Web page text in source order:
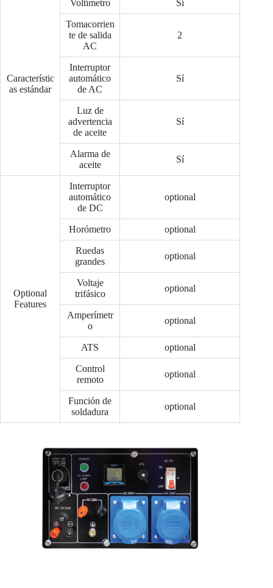
Característic
as estándar
Voltímetro Sí
Tomacorrien
te de salida
AC
2
Interruptor
automático
de AC
Sí
Luz de
advertencia
de aceite
Sí
Alarma de
aceite
Sí
Optional
Features
Interruptor
automático
de DC
optional
Horómetro optional
Ruedas
grandes
optional
Voltaje
trifásico
optional
Amperímetr
o
optional
ATS optional
Control
remoto
optional
Función de
soldadura
optional